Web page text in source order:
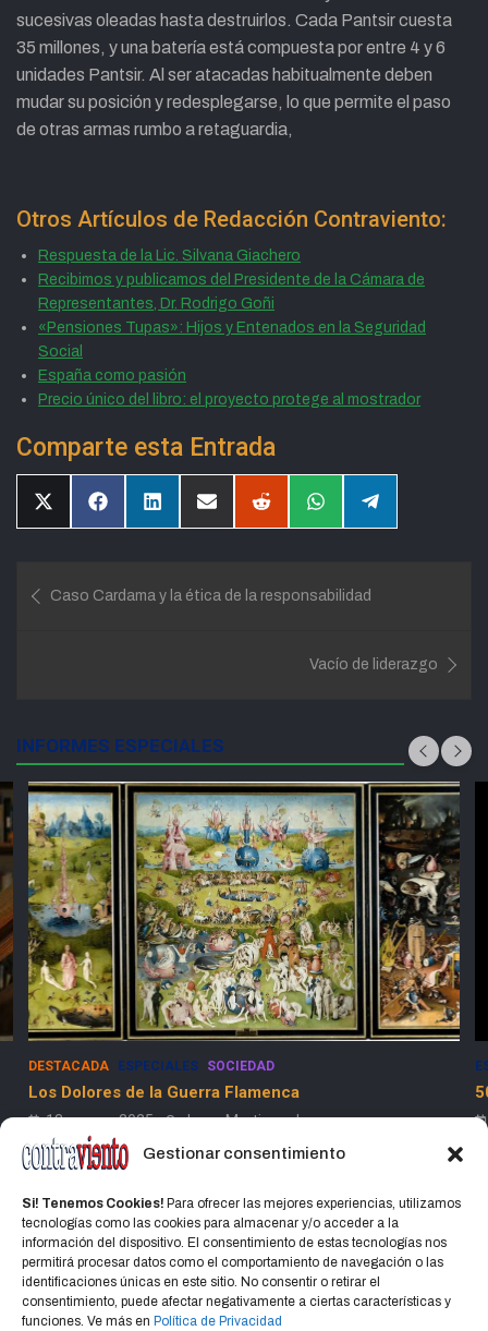
Gestionar consentimiento
Si! Tenemos Cookies! Para ofrecer las mejores experiencias, utilizamos
tecnologías como las cookies para almacenar y/o acceder a la
información del dispositivo. El consentimiento de estas tecnologías nos
permitirá procesar datos como el comportamiento de navegación o las
identificaciones únicas en este sitio. No consentir o retirar el
consentimiento, puede afectar negativamente a ciertas características y
funciones. Ve más en Política de Privacidad
sucesivas oleadas hasta destruirlos. Cada Pantsir cuesta
35 millones, y una batería está compuesta por entre 4 y 6
unidades Pantsir. Al ser atacadas habitualmente deben
mudar su posición y redesplegarse, lo que permite el paso
de otras armas rumbo a retaguardia,
Otros Artículos de Redacción Contraviento:
Respuesta de la Lic. Silvana Giachero
Recibimos y publicamos del Presidente de la Cámara de
Representantes, Dr. Rodrigo Goñi
«Pensiones Tupas»: Hijos y Entenados en la Seguridad
Social
España como pasión
Precio único del libro: el proyecto protege al mostrador
Comparte esta Entrada
CompartirCompartirCompartirCompartirCompartirCompartirCompartir
de
Caso Cardama y la ética de la responsabilidad
Vacío de liderazgo
INFORMES ESPECIALES
DESTACADA ESPECIALES SOCIEDAD
Los Dolores de la Guerra Flamenca
13 marzo, 2025 Jorge Martinez Jorge
Home Política de privacidad
CONTACTO
Política de cookies (UE)